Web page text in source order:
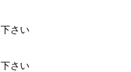
さい
さい